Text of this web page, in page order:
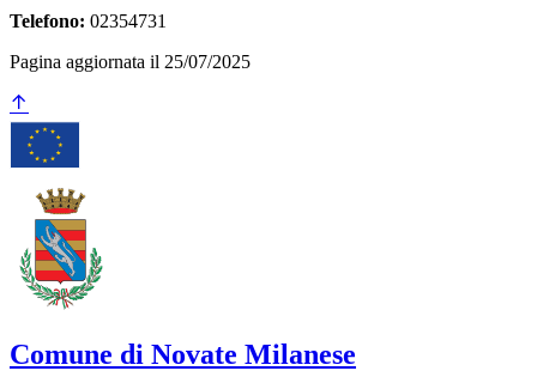
Telefono: 02354731
Pagina aggiornata il 25/07/2025
Comune di Novate Milanese